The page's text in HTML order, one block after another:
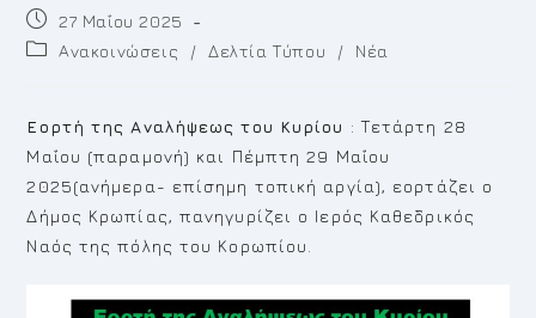
Post
published:
27 Μαΐου 2025
PostΑνακοινώσεις / Δελτία Τύπου / Νέα
Εορτή της Αναλήψεως του Κυρίου : Τετάρτη 28
Μαΐου (παραμονή) και Πέμπτη 29 Μαΐου
2025(ανήμερα- επίσημη τοπική αργία), εορτάζει ο
Δήμος Κρωπίας, πανηγυρίζει ο Ιερός Καθεδρικός
Ναός της πόλης του Κορωπίου.